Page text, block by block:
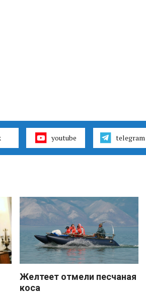
youtube telegram
Желтеет отмели песчаная
коса